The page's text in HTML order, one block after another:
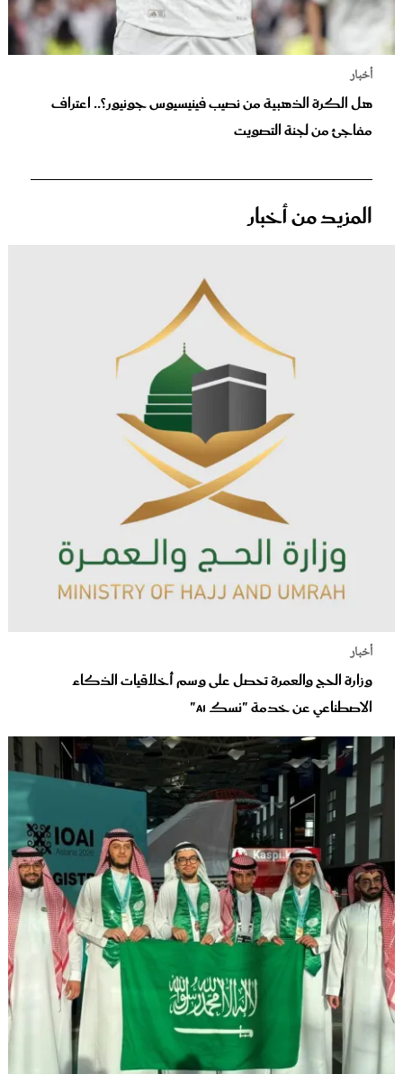
أخبار
هل الكرة الذهبية من نصيب فينيسيوس جونيور؟.. اعتراف
مفاجئ من لجنة التصويت
المزيد من أخبار
أخبار
وزارة الحج والعمرة تحصل على وسم أخلاقيات الذكاء
الاصطناعي عن خدمة "نسك AI"